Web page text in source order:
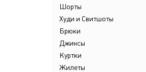
Шорты
Худи и Свитшоты
Брюки
Джинсы
Куртки
Жилеты